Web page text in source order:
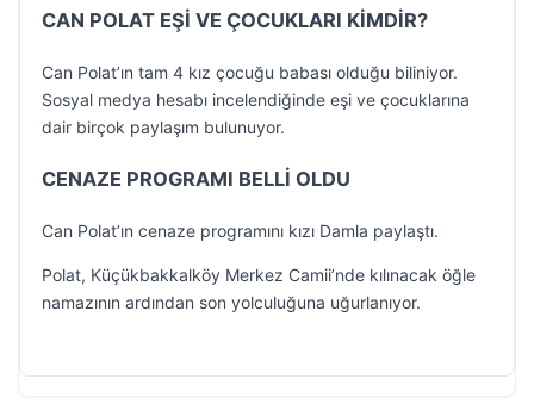
CAN POLAT EŞİ VE ÇOCUKLARI KİMDİR?
Can Polat’ın tam 4 kız çocuğu babası olduğu biliniyor.
Sosyal medya hesabı incelendiğinde eşi ve çocuklarına
dair birçok paylaşım bulunuyor.
CENAZE PROGRAMI BELLİ OLDU
Can Polat’ın cenaze programını kızı Damla paylaştı.
Polat, Küçükbakkalköy Merkez Camii’nde kılınacak öğle
namazının ardından son yolculuğuna uğurlanıyor.